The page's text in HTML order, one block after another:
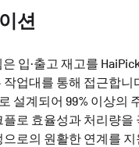
션
입·출고 재고를
작업대를 통해 접근합니
설계되어 99% 이상의
로 효율성과 처리량을
으로의 원활한 연계를